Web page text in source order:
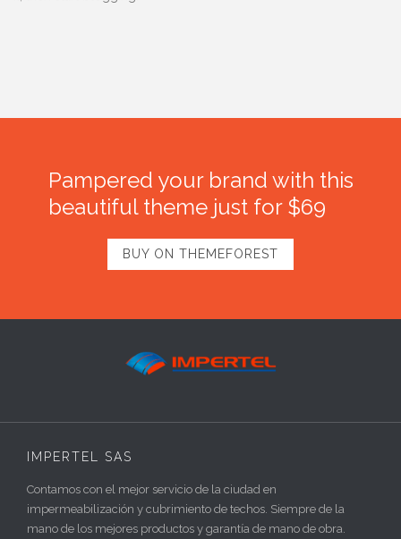
Pampered your brand with this
beautiful theme just for $69
BUY ON THEMEFOREST
IMPERTEL SAS
Contamos con el mejor servicio de la ciudad en
impermeabilización y cubrimiento de techos. Siempre de la
mano de los mejores productos y garantía de mano de obra.